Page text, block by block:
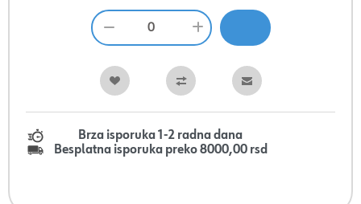
Brza isporuka 1-2 radna dana
Besplatna isporuka preko 8000,00 rsd